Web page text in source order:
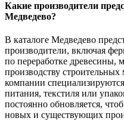
Какие производители
Медведево?
В каталоге Медведево
производители, включая
по переработке древесины,
производству
компании
питания, текстиля или
постоянно обновляется,
новых и существующих